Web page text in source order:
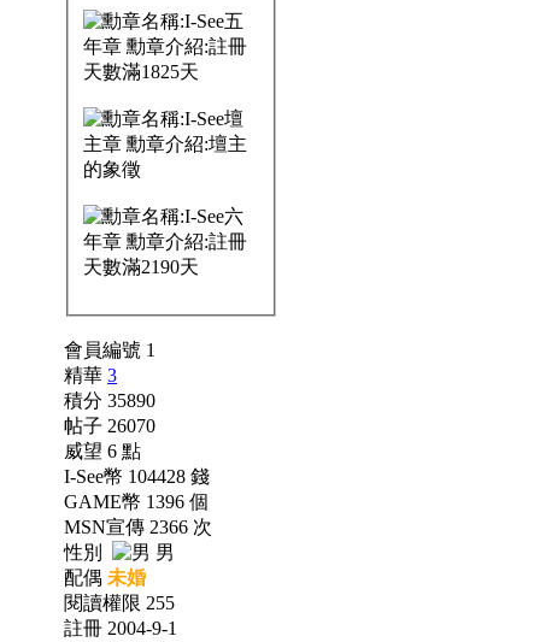
會員編號 1
精華 3
積分 35890
帖子 26070
威望 6 點
I-See幣 104428 錢
GAME幣 1396 個
MSN宣傳 2366 次
性別
男
配偶 未婚
閱讀權限 255
註冊 2004-9-1